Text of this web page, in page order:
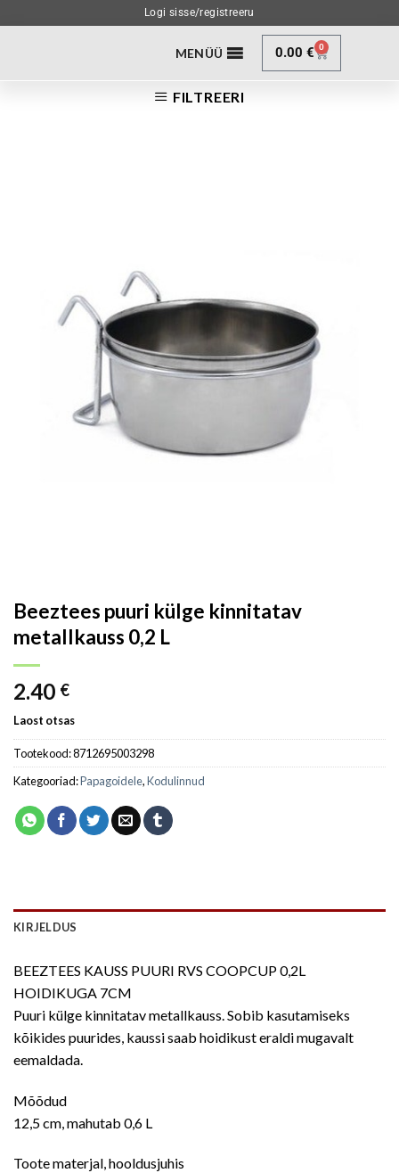
Logi sisse/registreeru
MENÜÜ 0.00€ 0
FILTREERI
Beeztees puuri külge kinnitatav
metallkauss 0,2 L
2.40 €
Laost otsas
Tootekood:8712695003298
Kategooriad:Papagoidele,Kodulinnud
KIRJELDUS
BEEZTEES KAUSS PUURI RVS COOPCUP 0,2L
HOIDIKUGA 7CM
Puuri külge kinnitatav metallkauss. Sobib kasutamiseks
kõikides puurides, kaussi saab hoidikust eraldi mugavalt
eemaldada.
Mõõdud
12,5 cm, mahutab 0,6 L
Toote materjal, hooldusjuhis